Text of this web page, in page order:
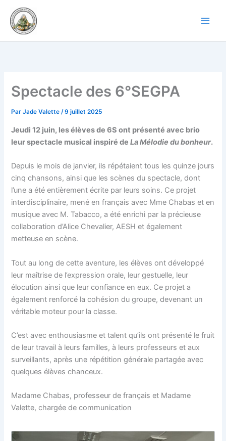
contenu
Spectacle des 6°SEGPA
ParJade Valette/9 juillet 2025
Jeudi 12 juin, les élèves de 6S ont présenté avec brio
leur spectacle musical inspiré deLa Mélodie du bonheur.
Depuis le mois de janvier, ils répétaient tous les quinze jours
cinq chansons, ainsi que les scènes du spectacle, dont
l’une a été entièrement écrite par leurs soins. Ce projet
interdisciplinaire, mené en français avec Mme Chabas et en
musique avec M. Tabacco, a été enrichi par la précieuse
collaboration d’Alice Chevalier, AESH et également
metteuse en scène.
Tout au long de cette aventure, les élèves ont développé
leur maîtrise de l’expression orale, leur gestuelle, leur
élocution ainsi que leur confiance en eux. Ce projet a
également renforcé la cohésion du groupe, devenant un
véritable moteur pour la classe.
C’est avec enthousiasme et talent qu’ils ont présenté le fruit
de leur travail à leurs familles, à leurs professeurs et aux
surveillants, après une répétition générale partagée avec
quelques élèves chanceux.
Madame Chabas, professeur de français et Madame
Valette, chargée de communication